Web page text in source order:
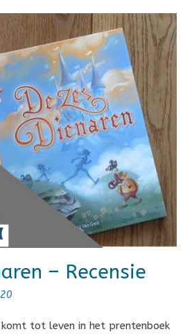
– Recensie
tot leven in het prentenboek